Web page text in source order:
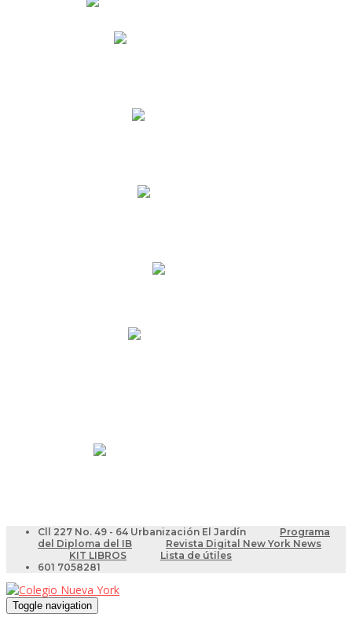
Cll 227 No. 49 - 64 Urbanización El Jardín
Programa
del Diploma del IB
Revista Digital New York News
KIT LIBROS
Lista de útiles
601 7058281
Toggle navigation